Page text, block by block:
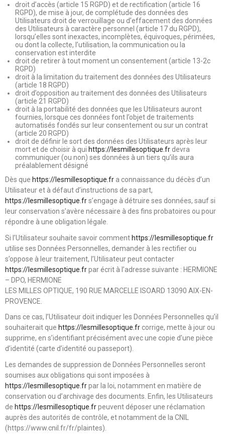
droit d’accès (article 15 RGPD) et de rectification (article 16
RGPD), de mise à jour, de complétude des données des
Utilisateurs droit de verrouillage ou d’effacement des données
des Utilisateurs à caractère personnel (article 17 du RGPD),
lorsqu’elles sont inexactes, incomplètes, équivoques, périmées,
ou dont la collecte, l’utilisation, la communication ou la
conservation est interdite
droit de retirer à tout moment un consentement (article 13-2c
RGPD)
droit à la limitation du traitement des données des Utilisateurs
(article 18 RGPD)
droit d’opposition au traitement des données des Utilisateurs
(article 21 RGPD)
droit à la portabilité des données que les Utilisateurs auront
fournies, lorsque ces données font l’objet de traitements
automatisés fondés sur leur consentement ou sur un contrat
(article 20 RGPD)
droit de définir le sort des données des Utilisateurs après leur
mort et de choisir à qui https://lesmillesoptique.fr devra
communiquer (ou non) ses données à un tiers qu’ils aura
préalablement désigné
Dès que https://lesmillesoptique.fr a connaissance du décès d’un
Utilisateur et à défaut d’instructions de sa part,
https://lesmillesoptique.frs’engage à détruire ses données, sauf si
leur conservation s’avère nécessaire à des fins probatoires ou pour
répondre à une obligation légale.
Si l’Utilisateur souhaite savoir commenthttps://lesmillesoptique.fr
utilise ses Données Personnelles, demander à les rectifier ou
s’oppose à leur traitement, l’Utilisateur peut contacter
https://lesmillesoptique.frpar écrit à l’adresse suivante : HERMIONE
– DPO, HERMIONE
LES MILLES OPTIQUE, 190 RUE MARCELLE ISOARD 13090 AIX-EN-
PROVENCE.
Dans ce cas, l’Utilisateur doit indiquer les Données Personnelles qu’il
souhaiterait que https://lesmillesoptique.fr corrige, mette à jour ou
supprime, en s’identifiant précisément avec une copie d’une pièce
d’identité (carte d’identité ou passeport).
Les demandes de suppression de Données Personnelles seront
soumises aux obligations qui sont imposées à
https://lesmillesoptique.frpar la loi, notamment en matière de
conservation ou d’archivage des documents. Enfin, les Utilisateurs
de https://lesmillesoptique.frpeuvent déposer une réclamation
auprès des autorités de contrôle, et notamment de la CNIL
(https://www.cnil.fr/fr/plaintes).